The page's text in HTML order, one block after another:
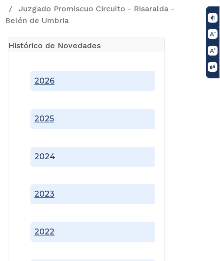
Juzgado Promiscuo Circuito - Risaralda -
Belén de Umbria
Histórico de Novedades
2022
2023
2024
2025
2026